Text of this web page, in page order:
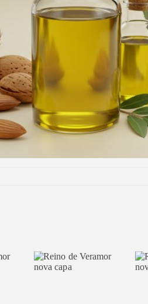
sua primeira compra! Aproveite!